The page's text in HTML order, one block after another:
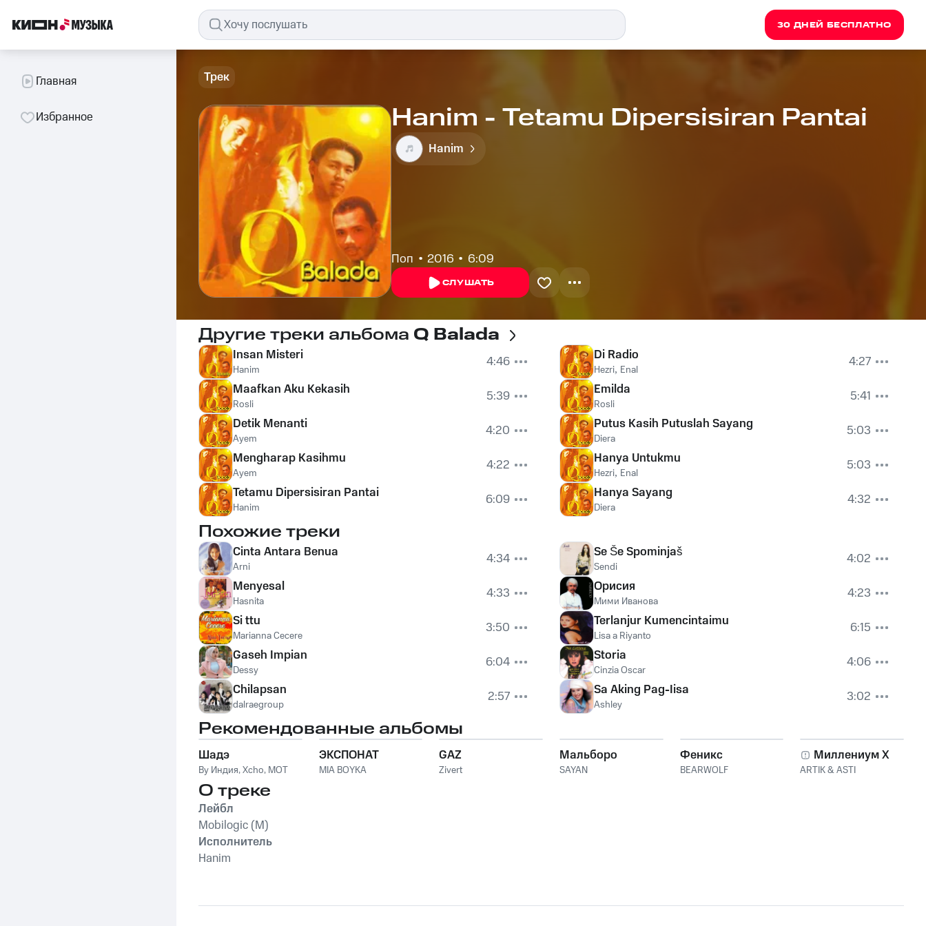
30 ДНЕЙ БЕСПЛАТНО
Главная
Избранное
Трек
Hanim - Tetamu Dipersisiran Pantai
Hanim
Поп 2016 6:09
СЛУШАТЬ
Другие треки альбома Q Balada
Insan Misteri
Hanim
4:46
Maafkan Aku Kekasih
Rosli
5:39
Detik Menanti
Ayem
4:20
Mengharap Kasihmu
Ayem
4:22
Tetamu Dipersisiran Pantai
Hanim 6:09
Di Radio
Hezri, Enal
4:27
Emilda
Rosli
5:41
Putus Kasih Putuslah Sayang
Diera
5:03
Hanya Untukmu
Hezri, Enal
5:03
Hanya Sayang
Diera 4:32
Похожие треки
Cinta Antara Benua
Arni
4:34
Menyesal
Hasnita
4:33
Si ttu
Marianna Cecere
3:50
Gaseh Impian
Dessy
6:04
Chilapsan
dalraegroup 2:57
Se Še Spominjaš
Sendi
4:02
Орисия
Мими Иванова
4:23
Terlanjur Kumencintaimu
Lisa a Riyanto
6:15
Storia
Cinzia Oscar
4:06
Sa Aking Pag-Iisa
Ashley 3:02
Рекомендованные альбомы
Шадэ
By Индия,Xcho, MOT
ЭКСПОНАТ
MIA BOYKA
GAZ
Zivert
Мальборо
SAYAN
Феникс
BEARWOLF
Миллениум X
ARTIK & ASTI
О треке
Лейбл
Mobilogic (M)
Исполнитель
Hanim